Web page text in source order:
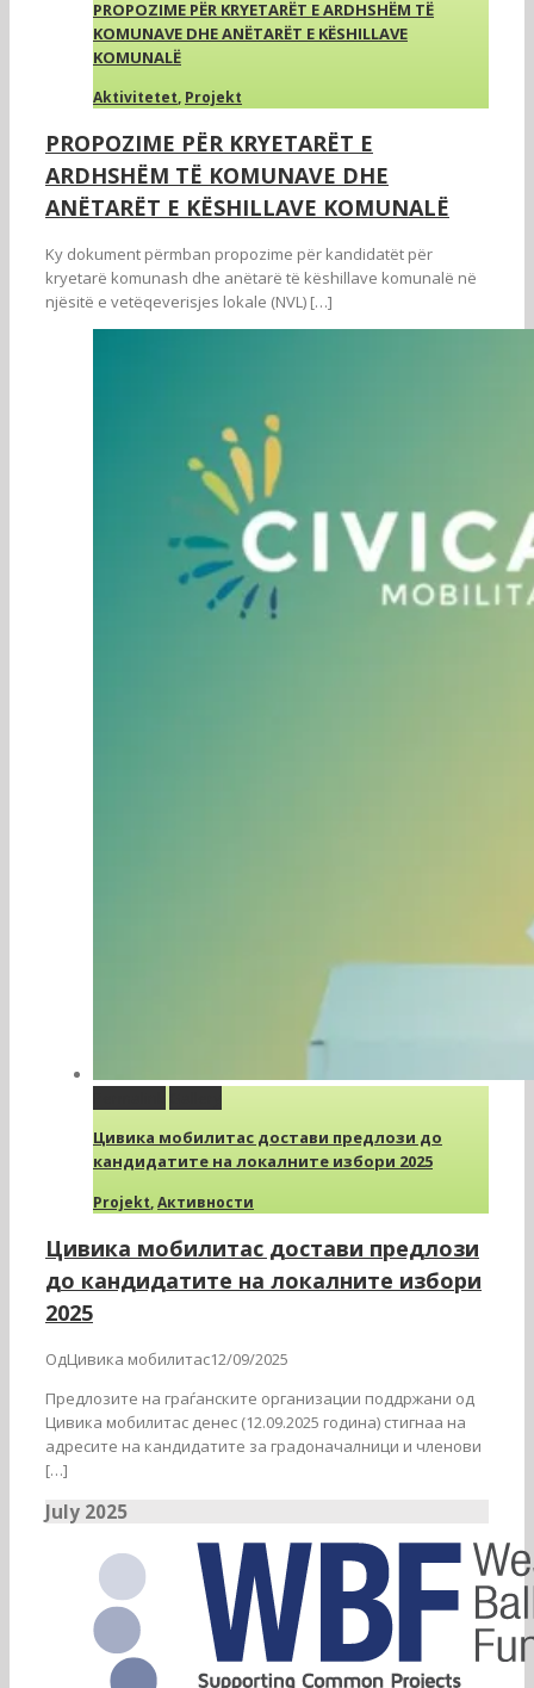
PROPOZIME PËR KRYETARËT E ARDHSHËM TË
KOMUNAVE DHE ANËTARËT E KËSHILLAVE
KOMUNALË
Aktivitetet, Projekt
PROPOZIME PËR KRYETARËT E
ARDHSHËM TË KOMUNAVE DHE
ANËTARËT E KËSHILLAVE KOMUNALË
Ky dokument përmban propozime për kandidatët për
kryetarë komunash dhe anëtarë të këshillave komunalë në
njësitë e vetëqeverisjes lokale (NVL) […]
Цивика мобилитас достави предлози до
кандидатите на локалните избори 2025
Projekt,Активности
Цивика мобилитас достави предлози
до кандидатите на локалните избори
2025
ОдЦивика мобилитас12/09/2025
Предлозите на граѓанските организации поддржани од
Цивика мобилитас денес (12.09.2025 година) стигнаа на
адресите на кандидатите за градоначалници и членови
[…]
July 2025